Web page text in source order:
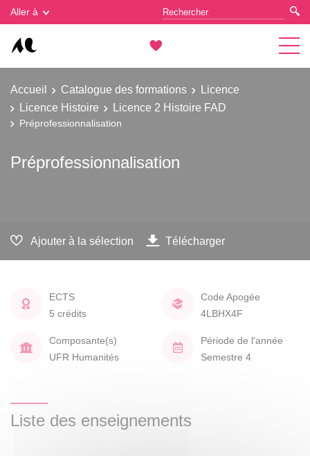
Aller à
Accueil Catalogue des formations
Licence
Licence Histoire
Licence 2 Histoire FAD
Préprofessionnalisation
Préprofessionnalisation
Ajouter à la sélection Télécharger
ECTS
5 crédits
Code Apogée
4LBHX4F
Composante(s)
UFR Humanités
Période de l'année
Semestre 4
Liste des enseignements
Gestion des cookies